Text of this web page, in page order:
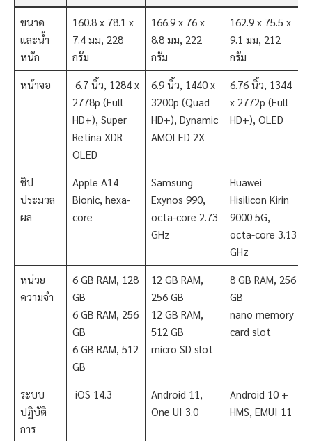
ขนาด
และน้ำ
หนัก
160.8 x 78.1 x
7.4 มม, 228
กรัม
166.9 x 76 x
8.8 มม, 222
กรัม
162.9 x 75.5 x
9.1 มม, 212
กรัม
หน้าจอ
6.7 นิ้ว, 1284 x
2778p (Full
HD+), Super
Retina XDR
OLED
6.9 นิ้ว, 1440 x
3200p (Quad
HD+), Dynamic
AMOLED 2X
6.76 นิ้ว, 1344
x 2772p (Full
HD+), OLED
ชิป
ประมวล
ผล
Apple A14
Bionic, hexa-
core
Samsung
Exynos 990,
octa-core 2.73
GHz
Huawei
Hisilicon Kirin
9000 5G,
octa-core 3.13
GHz
หน่วย
ความจำ
6 GB RAM, 128
GB
6 GB RAM, 256
GB
6 GB RAM, 512
GB
12 GB RAM,
256 GB
12 GB RAM,
512 GB
micro SD slot
8 GB RAM, 256
GB
nano memory
card slot
ระบบ
ปฏิบัติ
การ
iOS 14.3
Android 11,
One UI 3.0
Android 10 +
HMS, EMUI 11